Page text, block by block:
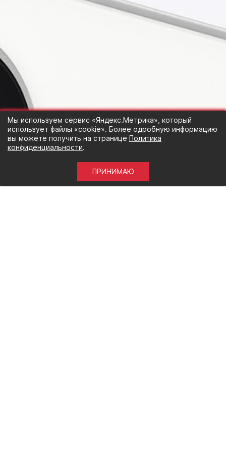
Мы используем сервис «Яндекс.Метрика», который
использует файлы «cookie». Более одробную информацию
вы можете получить на странице Политика
конфиденциальности.
ПРИНИМАЮ